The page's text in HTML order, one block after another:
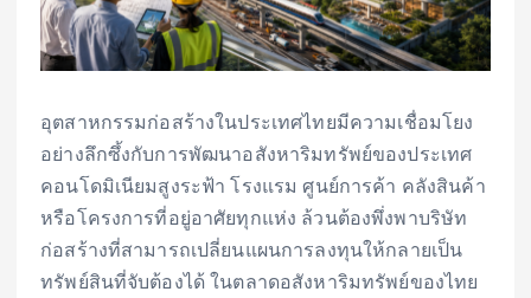
อุตสาหกรรมก่อสร้างในประเทศไทยมีความเชื่อมโยง
อย่างลึกซึ้งกับการพัฒนาอสังหาริมทรัพย์ของประเทศ
คอนโดมิเนียมสูงระฟ้า โรงแรม ศูนย์การค้า คลังสินค้า
หรือโครงการที่อยู่อาศัยทุกแห่ง ล้วนต้องพึ่งพาบริษัท
ก่อสร้างที่สามารถเปลี่ยนแผนการลงทุนให้กลายเป็น
ทรัพย์สินที่จับต้องได้ ในตลาดอสังหาริมทรัพย์ของไทย